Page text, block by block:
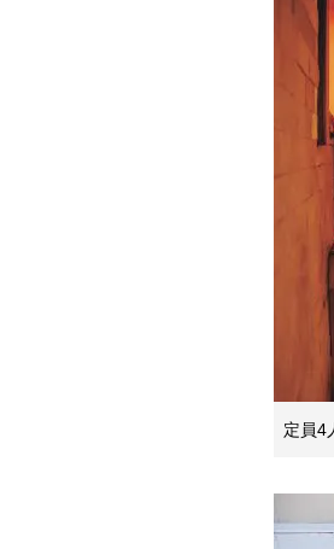
定員4